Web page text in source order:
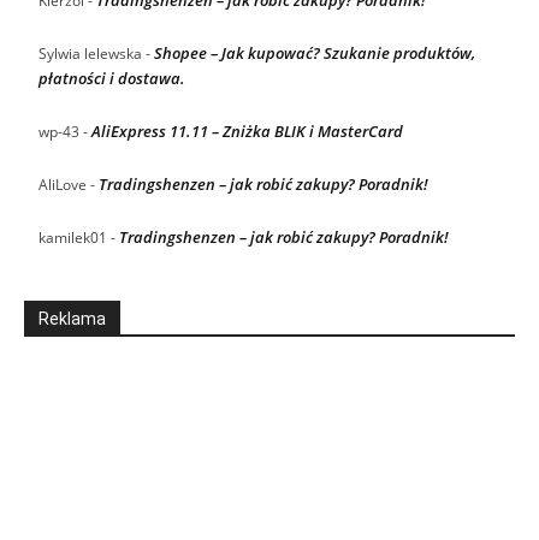
Sylwia lelewska -Shopee – Jak kupować? Szukanie produktów,
płatności i dostawa.
wp-43 -AliExpress 11.11 – Zniżka BLIK i MasterCard
AliLove - Tradingshenzen – jak robić zakupy? Poradnik!
kamilek01 - Tradingshenzen – jak robić zakupy? Poradnik!
Reklama